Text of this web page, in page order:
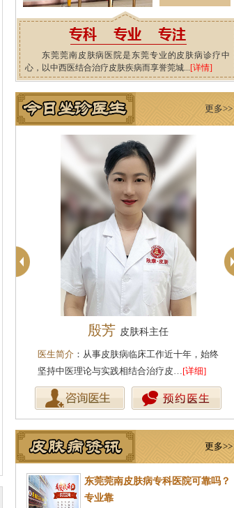
东莞莞南皮肤病医院是东莞专业的皮肤病诊疗中
心，以中西医结合治疗皮肤疾病而享誉莞城...[详情]
更多>>
，
殷芳 皮肤科主任
医生简介 ：从事皮肤病临床工作近十年，始终
坚持中医理论与实践相结合治疗皮…[详细]
更多>>
东莞莞南皮肤病专科医院可靠吗？
专业靠